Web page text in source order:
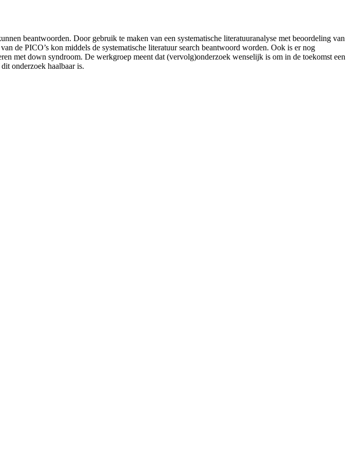
beantwoorden. Door gebruik te maken van een systematische literatuuranalyse met beoordeling van
de PICO’s kon middels de systematische literatuur search beantwoord worden. Ook is er nog
met down syndroom. De werkgroep meent dat (vervolg)onderzoek wenselijk is om in de toekomst een
onderzoek haalbaar is.